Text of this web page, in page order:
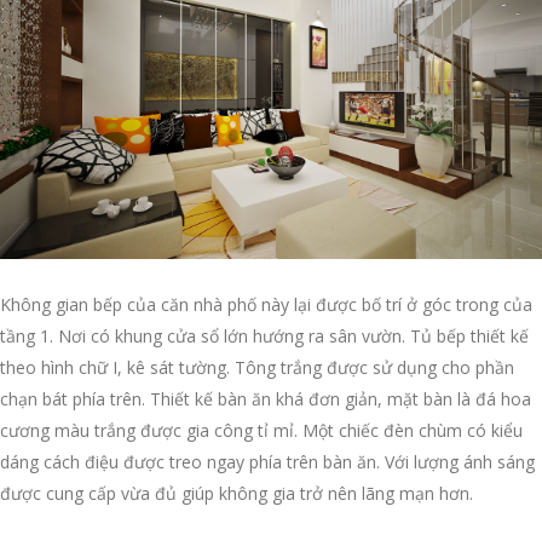
Không gian bếp của căn nhà phố này lại được bố trí ở góc trong của
tầng 1. Nơi có khung cửa sổ lớn hướng ra sân vườn. Tủ bếp thiết kế
theo hình chữ I, kê sát tường. Tông trắng được sử dụng cho phần
chạn bát phía trên. Thiết kế bàn ăn khá đơn giản, mặt bàn là đá hoa
cương màu trắng được gia công tỉ mỉ. Một chiếc đèn chùm có kiểu
dáng cách điệu được treo ngay phía trên bàn ăn. Với lượng ánh sáng
được cung cấp vừa đủ giúp không gia trở nên lãng mạn hơn.